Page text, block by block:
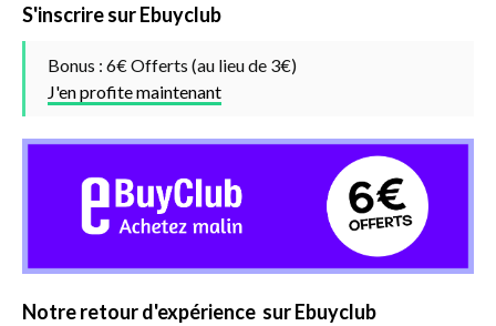
S'inscrire sur Ebuyclub
Bonus : 6€ Offerts (au lieu de 3€)
J'en profite maintenant
Notre retour d'expérience sur Ebuyclub